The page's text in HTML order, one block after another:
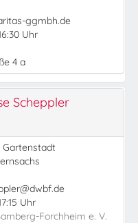
ggmbh.de
Uhr
4 a
Scheppler
Gartenstadt
Uhr
Forchheim e. V.